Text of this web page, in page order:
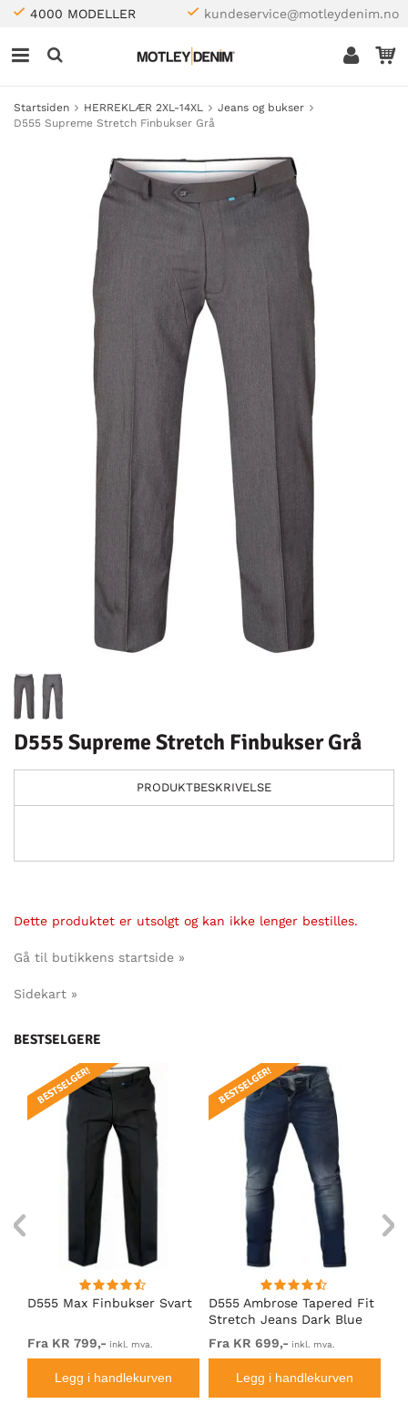
4000 MODELLER kundeservice@motleydenim.no
Startsiden HERREKLÆR 2XL-14XL
Jeans og bukser
D555 Supreme Stretch Finbukser Grå
D555 Supreme Stretch Finbukser Grå
PRODUKTBESKRIVELSE
Dette produktet er utsolgt og kan ikke lenger bestilles.
Gå til butikkens startside »
Sidekart »
BESTSELGERE
D555 Max Finbukser Svart
BESTSELGER!
Fra KR 799,- inkl. mva.
Legg i handlekurven
D555 Ambrose Tapered Fit
Stretch Jeans Dark Blue
BESTSELGER!
Fra KR 699,- inkl. mva.
Legg i handlekurven